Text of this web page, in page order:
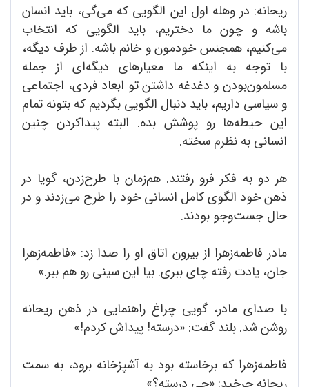
ریحانه: در وهله اول این الگویی که می‌گی، باید انسان
باشه و چون ما دختریم، باید الگویی که انتخاب
می‌کنیم، همجنس خودمون و خانم باشه. از طرف دیگه،
با توجه به اینکه ما معیارهای دیگه‌ای از جمله
مسلمون‌بودن و دغدغه داشتن تو ابعاد فردی، اجتماعی
و سیاسی داریم، باید دنبال الگویی بگردیم که بتونه تمام
این حیطه‌ها رو پوشش بده. البته پیداکردن چنین
انسانی به نظرم سخته.
هر دو به فکر فرو رفتند. هم‌زمان با طرح‌زدن، گویا در
ذهن خود الگوی کامل انسانی خود را طرح می‌زدند و در
حال جست‌وجو بودند.
مادر فاطمه‌زهرا از بیرون اتاق او را صدا زد: «فاطمه‌زهرا
جان، یادت رفته چای ببری. بیا این سینی رو هم ببر.»
با صدای مادر، گویی چراغ راهنمایی در ذهن ریحانه
روشن شد. بلند گفت: «درسته! پیداش کردم!»
فاطمه‌زهرا که برخاسته بود به آشپزخانه برود، به سمت